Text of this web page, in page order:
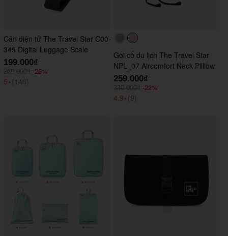
Cân điện tử The Travel Star C00-
349 Digital Luggage Scale
199.000₫
269.000₫ -26%
5⭑ (146)
#acacac#ffc0cb
Gối cổ du lịch The Travel Star
NPL_07 Aircomfort Neck Pilllow
259.000₫
330.000₫ -22%
4.9⭑ (9)